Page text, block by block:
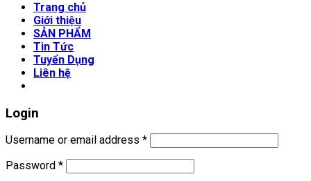
Trang chủ
Giới thiệu
SẢN PHẨM
Tin Tức
Tuyển Dụng
Liên hệ
Login
Username or email address *
Password *